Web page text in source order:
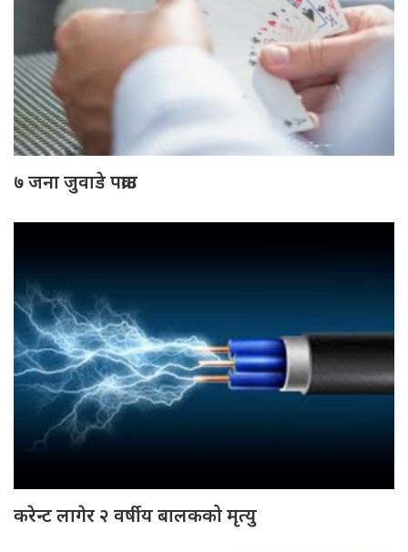
७ जना जुवाडे पक्राउ
करेन्ट लागेर २ वर्षीय बालकको मृत्यु